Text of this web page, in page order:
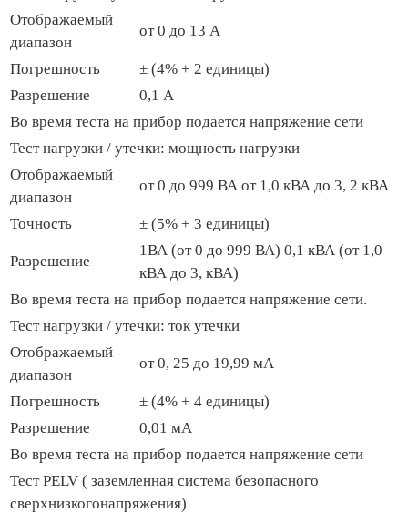
Отображаемый
диапазон
от 0 до 13 А
Погрешность
± (4% + 2 единицы)
Разрешение
0,1 А
Во время теста на прибор подается напряжение сети
Тест нагрузки / утечки: мощность нагрузки
Отображаемый
диапазон
от 0 до 999 ВА от 1,0 кВА до 3, 2 кВА
Точность ± (5% + 3 единицы)
Разрешение
1ВА (от 0 до 999 ВА) 0,1 кВА (от 1,0
кВА до 3, кВА)
Во время теста на прибор подается напряжение сети.
Тест нагрузки / утечки: ток утечки
Отображаемый
диапазон
от 0, 25 до 19,99 мА
Погрешность
± (4% + 4 единицы)
Разрешение
0,01 мА
Во время теста на прибор подается напряжение сети
Тест PELV ( заземленная система безопасного
сверхнизкогонапряжения)